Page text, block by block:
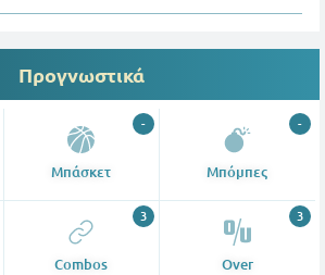
Προγνωστικά
Μπάσκετ
-
Μπόμπες
-
Combos
3
Over
3